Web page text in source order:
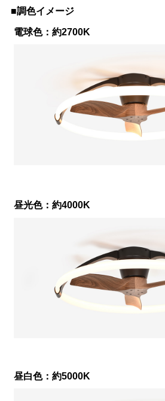
■調色イメージ
電球色：約2700K
昼光色：約4000K
昼白色：約5000K